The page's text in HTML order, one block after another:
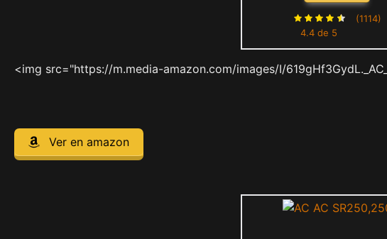
4.4 de 5
(1114)
<img src="https://m.media-amazon.com/images/I/
Ver en amazon